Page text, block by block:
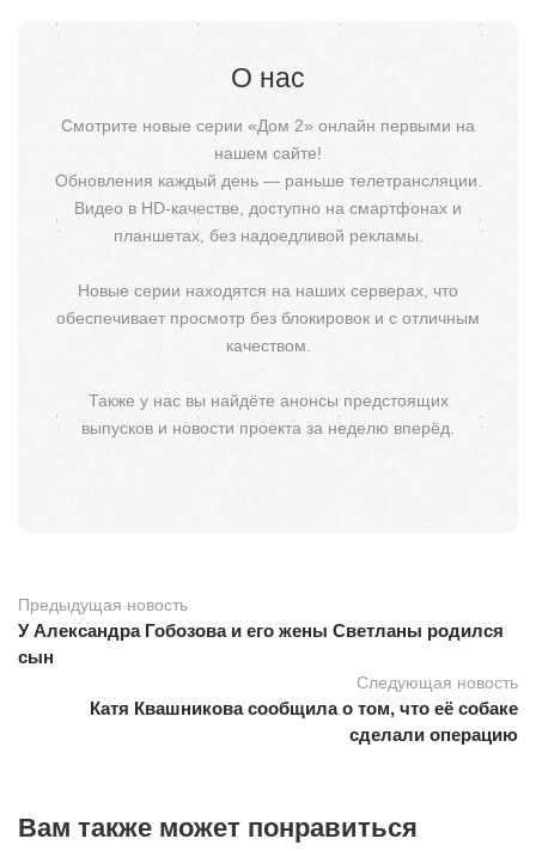
О нас
Смотрите новые серии «Дом 2» онлайн первыми на
нашем сайте!
Обновления каждый день — раньше телетрансляции.
Видео в HD-качестве, доступно на смартфонах и
планшетах, без надоедливой рекламы.
Новые серии находятся на наших серверах, что
обеспечивает просмотр без блокировок и с отличным
качеством.
Также у нас вы найдёте анонсы предстоящих
выпусков и новости проекта за неделю вперёд.
Предыдущая новость
У Александра Гобозова и его жены Светланы родился
сын
Следующая новость
Катя Квашникова сообщила о том, что её собаке
сделали операцию
Вам также может понравиться